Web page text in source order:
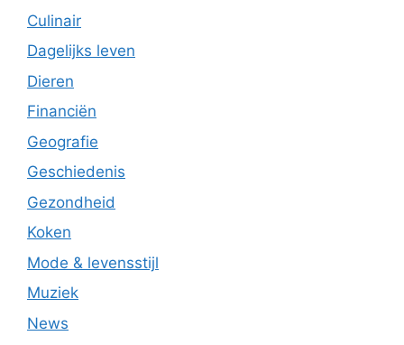
Culinair
Dagelijks leven
Dieren
Financiën
Geografie
Geschiedenis
Gezondheid
Koken
Mode & levensstijl
Muziek
News